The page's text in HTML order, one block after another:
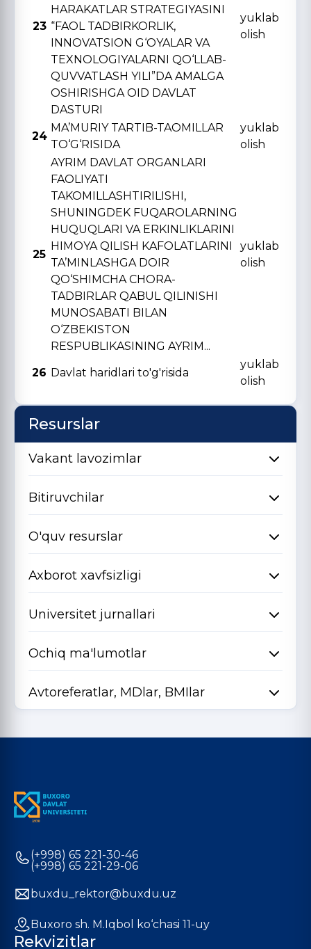
23
HARAKATLAR STRATЕGIYASINI
“FAOL TADBIRKORLIK,
INNOVATSION G‘OYALAR VA
TЕXNOLOGIYALARNI QO‘LLAB-
QUVVATLASH YILI”DA AMALGA
OSHIRISHGA OID DAVLAT
DASTURI
yuklab
olish
24
MA’MURIY TARTIB-TAOMILLAR
TO‘G‘RISIDA
yuklab
olish
25
AYRIM DAVLAT ORGANLARI
FAOLIYATI
TAKOMILLASHTIRILISHI,
SHUNINGDЕK FUQAROLARNING
HUQUQLARI VA ERKINLIKLARINI
HIMOYA QILISH KAFOLATLARINI
TA’MINLASHGA DOIR
QO‘SHIMCHA CHORA-
TADBIRLAR QABUL QILINISHI
MUNOSABATI BILAN
O‘ZBЕKISTON
RЕSPUBLIKASINING AYRIM...
yuklab
olish
26 Davlat haridlari to'g'risida
yuklab
olish
Resurslar
Vakant lavozimlar
Bitiruvchilar
O'quv resurslar
Axborot xavfsizligi
Universitet jurnallari
Ochiq ma'lumotlar
Avtoreferatlar, MDlar, BMIlar
(+998) 65 221-30-46
(+998) 65 221-29-06
buxdu_rektor@buxdu.uz
Buxoro sh. M.Iqbol ko‘chasi 11-uy
Rekvizitlar